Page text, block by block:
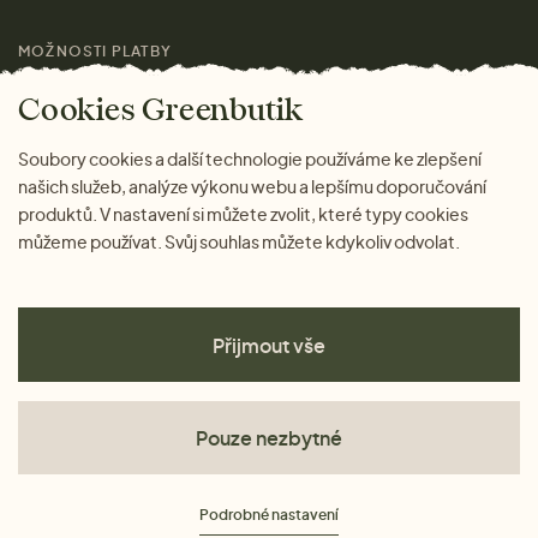
Magazín
MOŽNOSTI PLATBY
Cookies Greenbutik
Soubory cookies a další technologie používáme ke zlepšení
našich služeb, analýze výkonu webu a lepšímu doporučování
produktů. V nastavení si můžete zvolit, které typy cookies
můžeme používat. Svůj souhlas můžete kdykoliv odvolat.
Přijmout vše
Pouze nezbytné
Podrobné nastavení